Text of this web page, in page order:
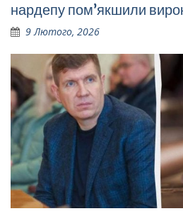
нардепу пом’якшили
9 Лютого, 2026